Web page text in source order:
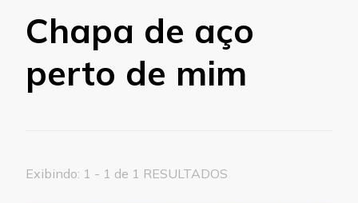
Chapa de aço
perto de mim
Exibindo: 1 - 1 de 1 RESULTADOS